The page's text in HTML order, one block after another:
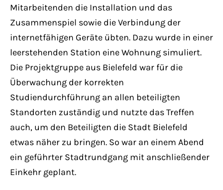
Mitarbeitenden die Installation und das
Zusammenspiel sowie die Verbindung der
internetfähigen Geräte übten. Dazu wurde in einer
leerstehenden Station eine Wohnung simuliert.
Die Projektgruppe aus Bielefeld war für die
Überwachung der korrekten
Studiendurchführung an allen beteiligten
Standorten zuständig und nutzte das Treffen
auch, um den Beteiligten die Stadt Bielefeld
etwas näher zu bringen. So war an einem Abend
ein geführter Stadtrundgang mit anschließender
Einkehr geplant.